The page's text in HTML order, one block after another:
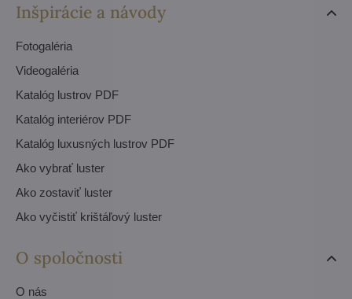
Inšpirácie a návody
Fotogaléria
Videogaléria
Katalóg lustrov PDF
Katalóg interiérov PDF
Katalóg luxusných lustrov PDF
Ako vybrať luster
Ako zostaviť luster
Ako vyčistiť krištáľový luster
O spoločnosti
O nás